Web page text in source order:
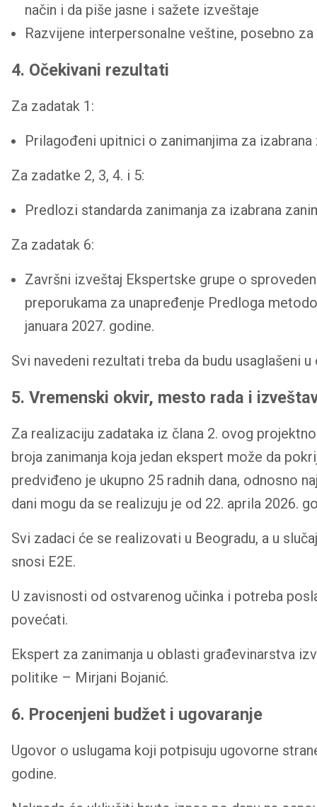
način i da piše jasne i sažete izveštaje
Razvijene interpersonalne veštine, posebno
4. Očekivani rezultati
Za zadatak 1:
Prilagođeni upitnici o zanimanjima za
Za zadatke 2, 3, 4. i 5:
Predlozi standarda zanimanja za izabrana
Za zadatak 6:
Završni izveštaj Ekspertske grupe o
preporukama za unapređenje Predloga
januara 2027. godine.
Svi navedeni rezultati treba da budu usaglašeni
5. Vremenski okvir, mesto rada i
Za realizaciju zadataka iz člana 2. ovog
broja zanimanja koja jedan ekspert može da
predviđeno je ukupno 25 radnih dana, odnosno
dani mogu da se realizuju je od 22. aprila 2026.
Svi zadaci će se realizovati u Beogradu, a u
snosi E2E.
U zavisnosti od ostvarenog učinka i potreba
povećati.
Ekspert za zanimanja u oblasti građevinarstva
politike – Mirjani Bojanić.
6. Procenjeni budžet i ugovaranje
Ugovor o uslugama koji potpisuju ugovorne
godine.